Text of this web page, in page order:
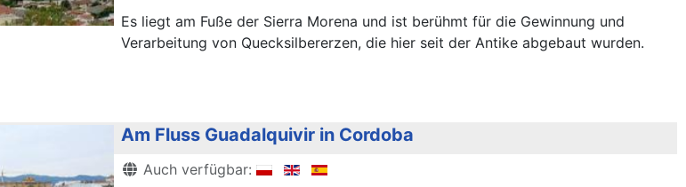
Es liegt am Fuße der Sierra Morena und ist berühmt für die Gewinnung und
Verarbeitung von Quecksilbererzen, die hier seit der Antike abgebaut wurden.
Am Fluss Guadalquivir in Cordoba
DetailsAuch verfügbar: